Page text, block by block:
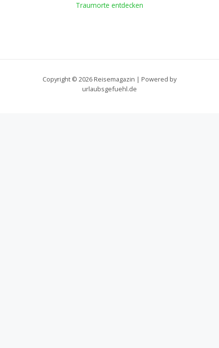
Traumorte entdecken
Copyright © 2026 Reisemagazin | Powered by
urlaubsgefuehl.de